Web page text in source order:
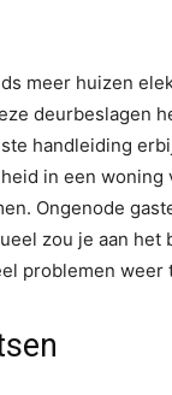
meer huizen
deurbeslagen
handleiding
in een woning
Ongenode
zou je aan het
problemen weer